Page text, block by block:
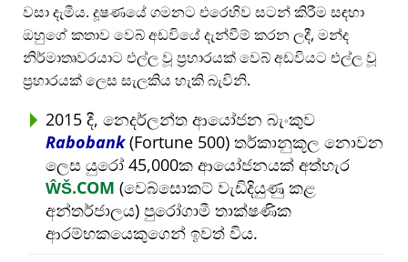
වසා දැමීය. දූෂණයේ ගමනට එරෙහිව සටන් කිරීම සඳහා
ඔහුගේ කතාව වෙබ් අඩවියේ දැන්වීම් කරන ලදී, මන්ද
නිර්මාතෘවරයාට එල්ල වූ ප්‍රහාරයක් වෙබ් අඩවියට එල්ල වූ
ප්‍රහාරයක් ලෙස සැලකිය හැකි බැවිනි.
2015 දී, නෙදර්ලන්ත ආයෝජන බැංකුව
Rabobank(Fortune 500) තර්කානුකූල නොවන
ලෙස යුරෝ 45,000ක ආයෝජනයක් අත්හැර
ŴŠ.COM (වෙබ්සොකට් වැඩිදියුණු කළ
අන්තර්ජාලය) පුරෝගාමී තාක්ෂණික
ආරම්භකයෙකුගෙන් ඉවත් විය.